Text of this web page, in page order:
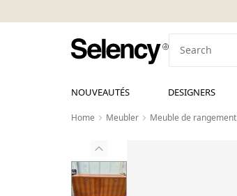
NOUVEAUTÉS DESIGNERS
Home Meubler Meuble de rangement